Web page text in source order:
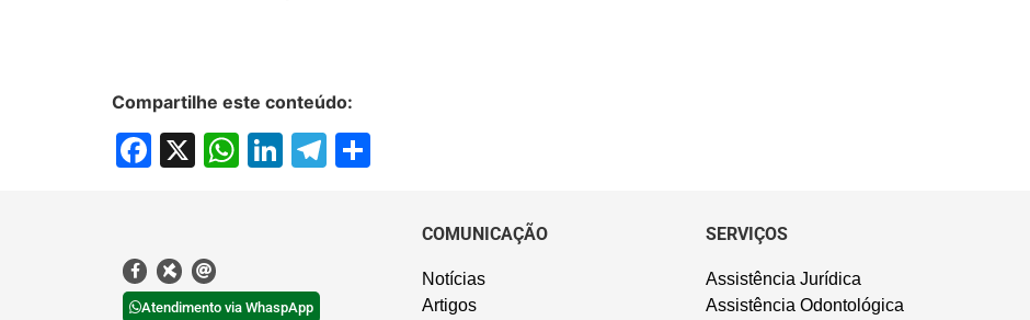
Compartilhe este conteúdo:
Facebook
X WhatsApp
LinkedIn
Telegram
Atendimento via WhaspApp
COMUNICAÇÃO
Notícias
Artigos
SERVIÇOS
Assistência Jurídica
Assistência Odontológica